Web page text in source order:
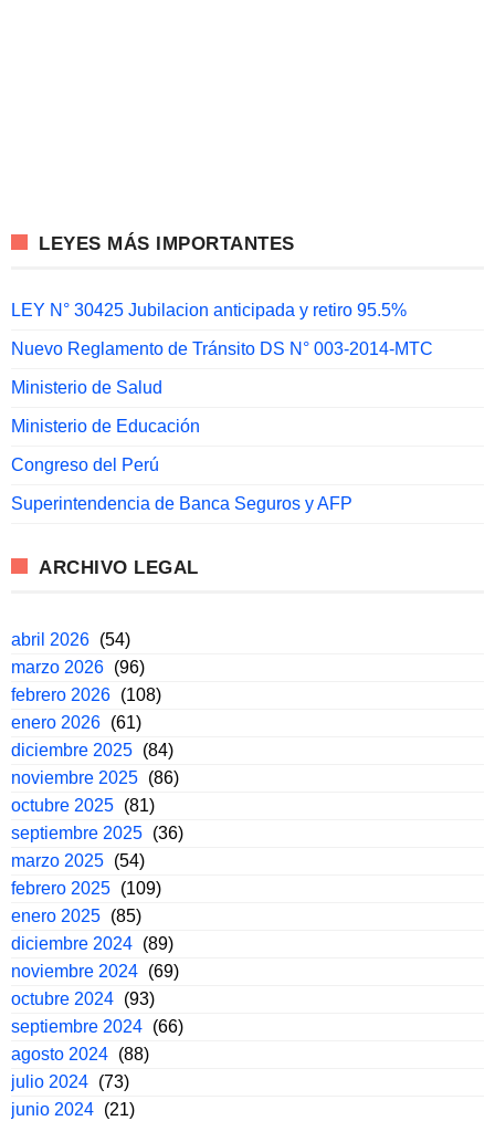
LEYES MÁS IMPORTANTES
LEY N° 30425 Jubilacion anticipada y retiro 95.5%
Nuevo Reglamento de Tránsito DS N° 003-2014-MTC
Ministerio de Salud
Ministerio de Educación
Congreso del Perú
Superintendencia de Banca Seguros y AFP
ARCHIVO LEGAL
abril 2026 (54)
marzo 2026 (96)
febrero 2026 (108)
enero 2026 (61)
diciembre 2025 (84)
noviembre 2025 (86)
octubre 2025 (81)
septiembre 2025 (36)
marzo 2025 (54)
febrero 2025 (109)
enero 2025 (85)
diciembre 2024 (89)
noviembre 2024 (69)
octubre 2024 (93)
septiembre 2024 (66)
agosto 2024 (88)
julio 2024 (73)
junio 2024 (21)